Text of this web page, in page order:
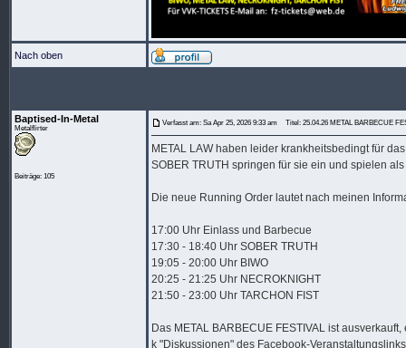
Nach oben
Baptised-In-Metal
Metalflirter
Beiträge: 105
Verfasst am: Sa Apr 25, 2026 9:33 am Titel: 25.04.26 METAL BARBECUE
METAL LAW haben leider krankheitsbedingt für
SOBER TRUTH springen für sie ein und spielen
Die neue Running Order lautet nach meinen
17:00 Uhr Einlass und Barbecue
17:30 - 18:40 Uhr SOBER TRUTH
19:05 - 20:00 Uhr BIWO
20:25 - 21:25 Uhr NECROKNIGHT
21:50 - 23:00 Uhr TARCHON FIST
Das METAL BARBECUE FESTIVAL ist
k "Diskussionen" des Facebook-